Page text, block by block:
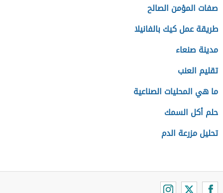
صفات المؤمن الصالح
طريقة عمل كيك بالفانيلا
مدينة صنعاء
تقليم العنب
ما هي المحليات الصناعية
حلم أكل السمك
تحليل مزرعة الدم